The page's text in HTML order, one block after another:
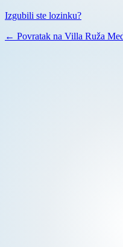
Izgubili ste lozinku?
← Povratak na Villa Ruža